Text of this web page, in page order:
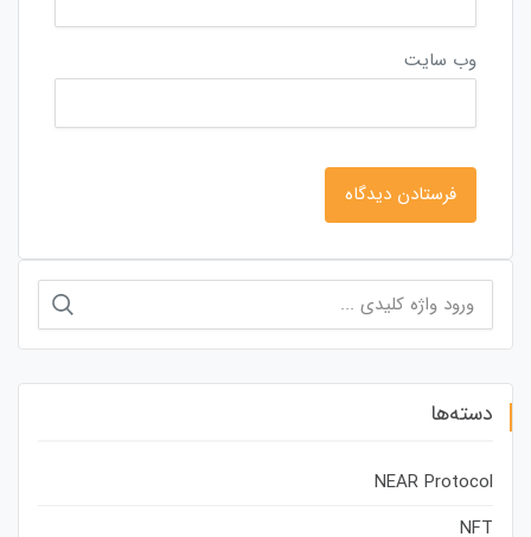
وب‌ سایت
برای:
دسته‌ها
NEAR Protocol
NFT